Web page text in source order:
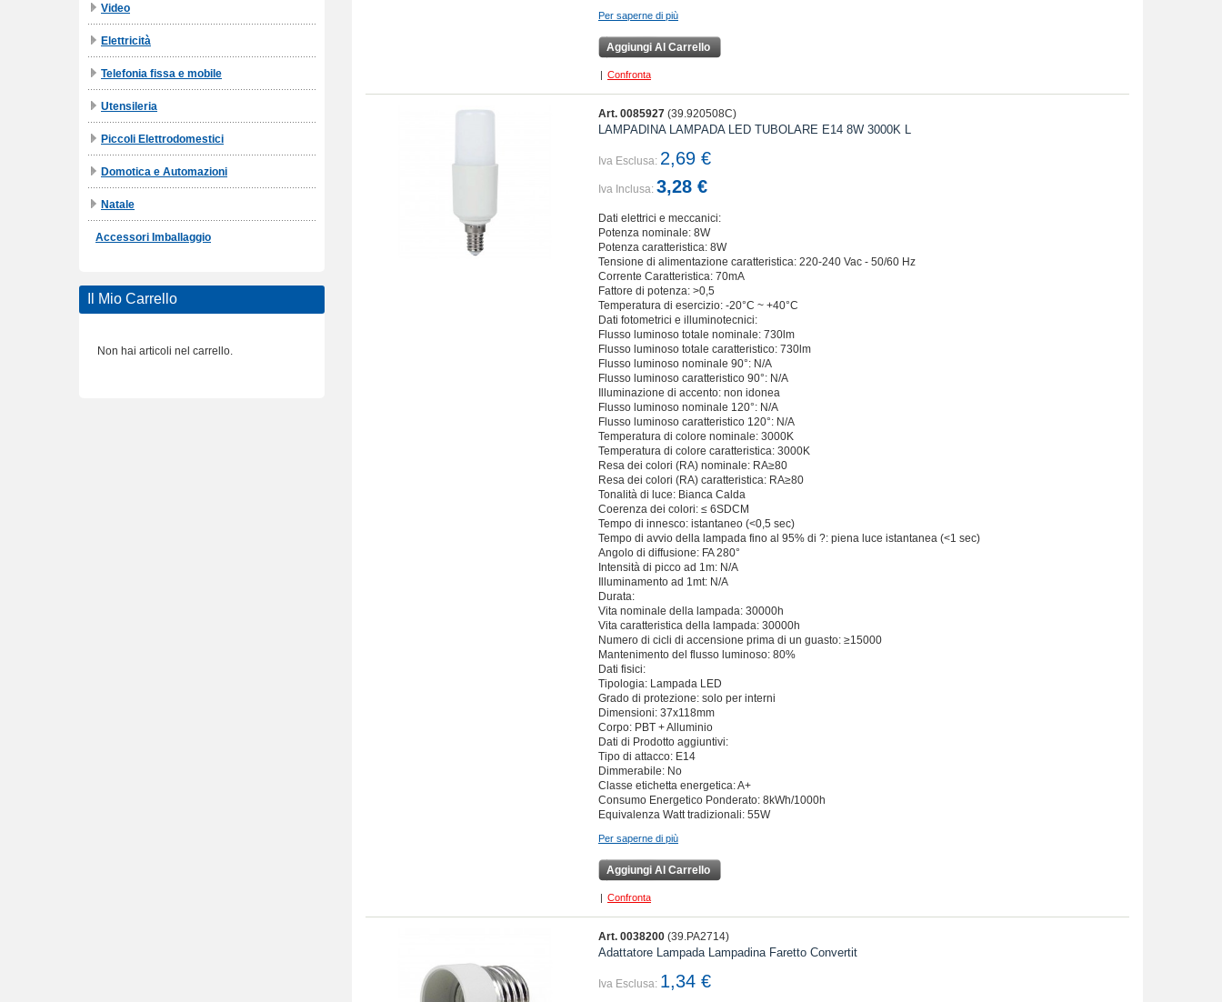
Per saperne di più
Aggiungi Al Carrello
Confronta
Art. 0085927(39.920508C)
LAMPADINA LAMPADA LED TUBOLARE E14 8W 3000K L
Iva Esclusa: 2,69 €
Iva Inclusa: 3,28 €
Dati elettrici e meccanici:
Potenza nominale: 8W
Potenza caratteristica: 8W
Tensione di alimentazione caratteristica: 220-240 Vac - 50/60 Hz
Corrente Caratteristica: 70mA
Fattore di potenza: >0,5
Temperatura di esercizio: -20°C ~ +40°C
Dati fotometrici e illuminotecnici:
Flusso luminoso totale nominale: 730lm
Flusso luminoso totale caratteristico: 730lm
Flusso luminoso nominale 90°: N/A
Flusso luminoso caratteristico 90°: N/A
Illuminazione di accento: non idonea
Flusso luminoso nominale 120°: N/A
Flusso luminoso caratteristico 120°: N/A
Temperatura di colore nominale: 3000K
Temperatura di colore caratteristica: 3000K
Resa dei colori (RA) nominale: RA≥80
Resa dei colori (RA) caratteristica: RA≥80
Tonalità di luce: Bianca Calda
Coerenza dei colori: ≤ 6SDCM
Tempo di innesco: istantaneo (<0,5 sec)
Tempo di avvio della lampada fino al 95% di ?: piena luce istantanea (<1 sec)
Angolo di diffusione: FA 280°
Intensità di picco ad 1m: N/A
Illuminamento ad 1mt: N/A
Durata:
Vita nominale della lampada: 30000h
Vita caratteristica della lampada: 30000h
Numero di cicli di accensione prima di un guasto: ≥15000
Mantenimento del flusso luminoso: 80%
Dati fisici:
Tipologia: Lampada LED
Grado di protezione: solo per interni
Dimensioni: 37x118mm
Corpo: PBT + Alluminio
Dati di Prodotto aggiuntivi:
Tipo di attacco: E14
Dimmerabile: No
Classe etichetta energetica: A+
Consumo Energetico Ponderato: 8kWh/1000h
Equivalenza Watt tradizionali: 55W
Per saperne di più
Aggiungi Al Carrello
Confronta
Art. 0038200(39.PA2714)
Adattatore Lampada Lampadina Faretto Convertit
Iva Esclusa: 1,34 €
Video
Elettricità
Telefonia fissa e mobile
Utensileria
Piccoli Elettrodomestici
Domotica e Automazioni
Natale
Accessori Imballaggio
Il Mio Carrello
Non hai articoli nel carrello.